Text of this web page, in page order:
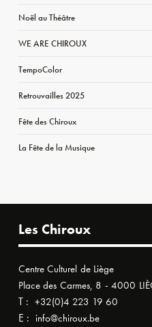
Noël au Théâtre
WE ARE CHIROUX
TempoColor
Retrouvailles 2025
Fête des Chiroux
La Fête de la Musique
Les Chiroux
Centre Culturel de Liège
Place des Carmes, 8 - 4000
T : +32(0)4 223 19 60
E : info@chiroux.be